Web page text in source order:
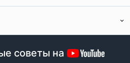
советы на